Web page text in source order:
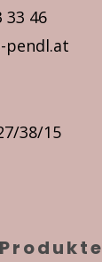
33 46
pendl.at
38/15